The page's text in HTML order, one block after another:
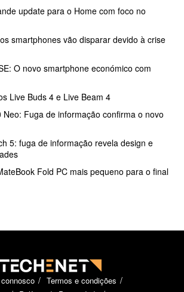
update para o Home com foco no
smartphones vão disparar devido à crise
O novo smartphone económico com
Live Buds 4 e Live Beam 4
Neo: Fuga de informação confirma o novo
5: fuga de informação revela design e
Fold PC mais pequeno para o final
Termos e condições